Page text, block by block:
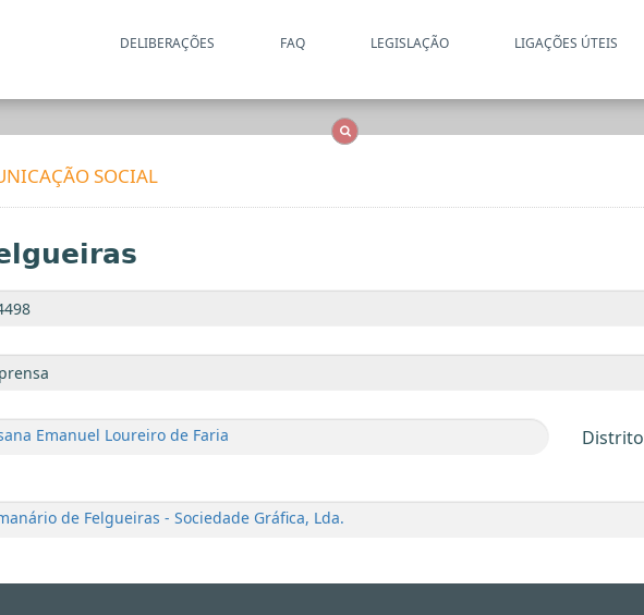
DELIBERAÇÕES FAQ LEGISLAÇÃO LIGAÇÕES ÚTEIS
SOCIAL
Emanuel Loureiro de Faria Distrito
de Felgueiras - Sociedade Gráfica, Lda.